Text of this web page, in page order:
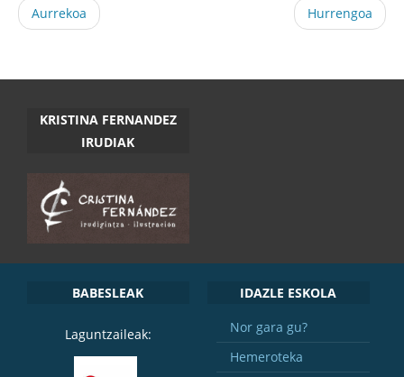
Aurrekoa Hurrengoa
KRISTINA FERNANDEZ
IRUDIAK
BABESLEAK
Laguntzaileak:
IDAZLE ESKOLA
Nor gara gu?
Hemeroteka